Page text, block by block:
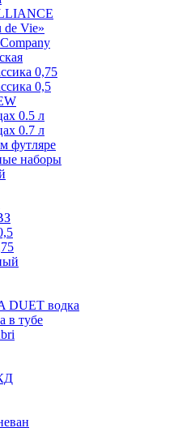
de Vie»
0,75
0,5
0.5 л
0.7 л
футляре
наборы
DUET водка
в тубе